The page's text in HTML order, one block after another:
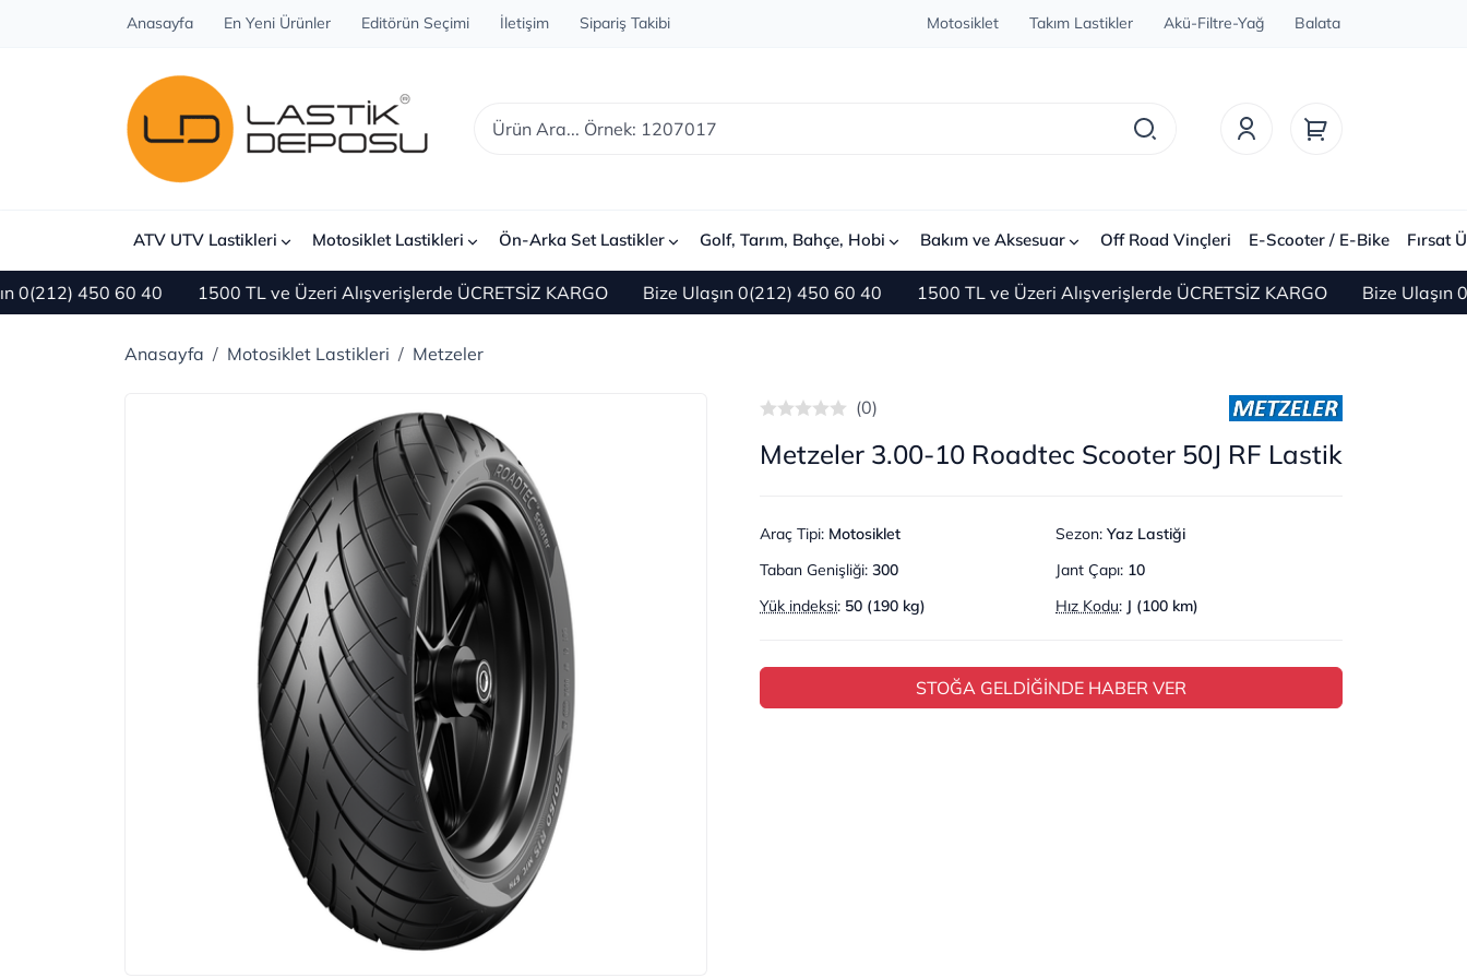
Anasayfa En Yeni Ürünler Editörün Seçimi İletişim Sipariş Takibi Motosiklet Takım Lastikler Akü-Filtre-Yağ Balata
ATV UTV Lastikleri Motosiklet Lastikleri Ön-Arka Set Lastikler Golf, Tarım, Bahçe, Hobi Bakım ve Aksesuar Off Road Vinçleri E-Scooter / E-Bike Fırsat
60 40 1500 TL ve Üzeri Alışverişlerde ÜCRETSİZ KARGO Bize Ulaşın 0(212) 450 60 40 1500 TL ve Üzeri Alışverişlerde ÜCRETSİZ KARGO Bize Ulaşın 0(212)
Anasayfa Motosiklet Lastikleri Metzeler
(0)
Metzeler 3.00-10 Roadtec Scooter 50J RF Lastik
Araç Tipi: Motosiklet Sezon: Yaz Lastiği
Taban Genişliği: 300 Jant Çapı: 10
Yük indeksi: 50 (190 kg) Hız Kodu: J (100 km)
STOĞA GELDİĞİNDE HABER VER